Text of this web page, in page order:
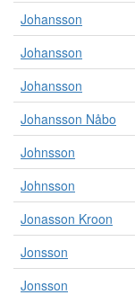
Johansson
Johansson
Johansson
Johansson Nåbo
Johnsson
Johnsson
Jonasson Kroon
Jonsson
Jonsson